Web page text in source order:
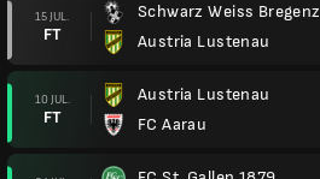
15 JUL.
FT
Schwarz Weiss Bregenz
Austria Lustenau
10 JUL.
FT
Austria Lustenau
FC Aarau